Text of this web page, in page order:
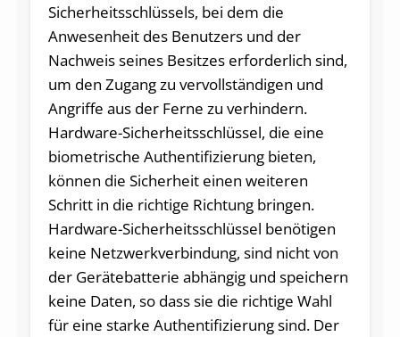
Sicherheitsschlüssels, bei dem die
Anwesenheit des Benutzers und der
Nachweis seines Besitzes erforderlich sind,
um den Zugang zu vervollständigen und
Angriffe aus der Ferne zu verhindern.
Hardware-Sicherheitsschlüssel, die eine
biometrische Authentifizierung bieten,
können die Sicherheit einen weiteren
Schritt in die richtige Richtung bringen.
Hardware-Sicherheitsschlüssel benötigen
keine Netzwerkverbindung, sind nicht von
der Gerätebatterie abhängig und speichern
keine Daten, so dass sie die richtige Wahl
für eine starke Authentifizierung sind. Der